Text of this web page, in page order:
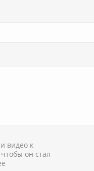
видео к
он стал